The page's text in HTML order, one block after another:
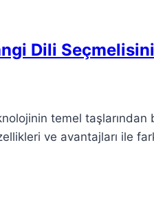
Dili
temel
ve avantajları ile